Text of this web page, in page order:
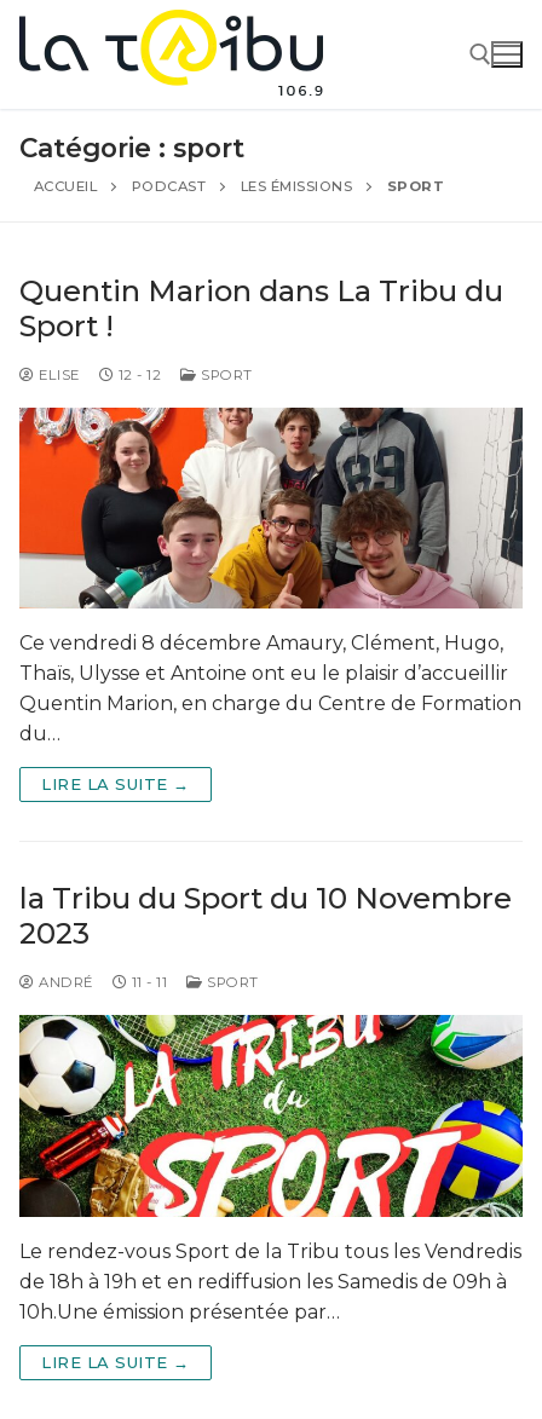
Catégorie : sport
ACCUEIL PODCAST LES ÉMISSIONS SPORT
Quentin Marion dans La Tribu du
Sport !
ELISE 12 - 12 SPORT
Ce vendredi 8 décembre Amaury, Clément, Hugo,
Thaïs, Ulysse et Antoine ont eu le plaisir d’accueillir
Quentin Marion, en charge du Centre de Formation
du…
LIRE LA SUITE →
la Tribu du Sport du 10 Novembre
2023
ANDRÉ 11 - 11 SPORT
Le rendez-vous Sport de la Tribu tous les Vendredis
de 18h à 19h et en rediffusion les Samedis de 09h à
10h.Une émission présentée par…
LIRE LA SUITE →